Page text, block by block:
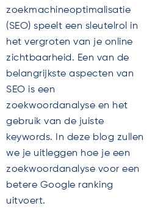
zoekmachineoptimalisatie
(SEO) speelt een sleutelrol in
het vergroten van je online
zichtbaarheid. Een van de
belangrijkste aspecten van
SEO is een
zoekwoordanalyse en het
gebruik van de juiste
keywords. In deze blog zullen
we je uitleggen hoe je een
zoekwoordanalyse voor een
betere Google ranking
uitvoert.